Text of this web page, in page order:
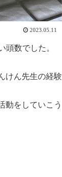
2023.05.11
数でした。
けん先生の経験
動をしていこう